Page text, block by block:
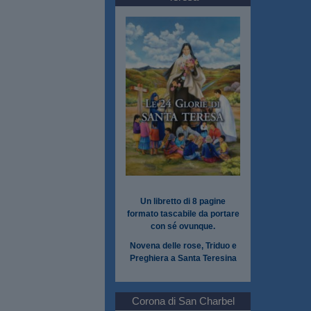
Un libretto di 8 pagine
formato tascabile da portare
con sé ovunque.
Novena delle rose, Triduo e
Preghiera a Santa Teresina
Corona di San Charbel